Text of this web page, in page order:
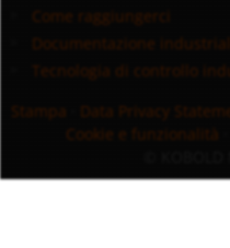
Come raggiungerci
Documentazione
Tecnologia di controllo
Stampa
Data Privacy
Cookie e funzionalità